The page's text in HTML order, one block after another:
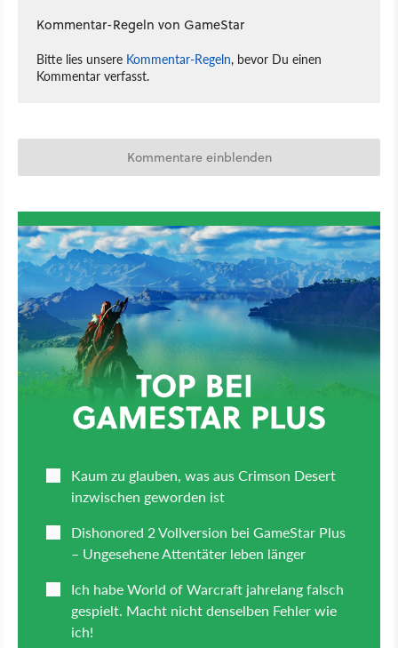
Kommentar-Regeln von GameStar
Bitte lies unsere Kommentar-Regeln, bevor Du einen
Kommentar verfasst.
Kommentare einblenden